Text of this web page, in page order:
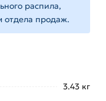
40х3
У нас вы
от
распила,
отдела продаж.
3.43 кг